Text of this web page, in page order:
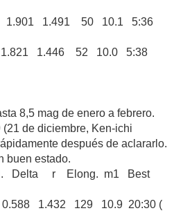
1.901 1.491 50 10.1 5:36
1.446 52 10.0 5:38
8,5 mag de enero a febrero.
de diciembre, Ken-ichi
después de aclararlo.
buen estado.
Delta r Elong. m1 Best
1.432 129 10.9 20:30 (